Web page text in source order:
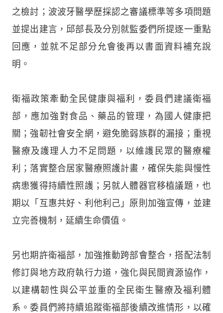
之檢討；波波牙醫學歷採認之審議標準等多項問題
並提出建言，邱部長及分別就監委們所提逐一重點
回應，並就不足部分允會後再以書面資料補充說
明。
衛福政策牽動全民健康與福利，委員們建議衛福
部，應加強對食品、藥品的管理，為國人健康把
關；強韌社會安全網，避免脆弱族群的漏接；重視
醫療及護理人力不足問題，以維護民眾的醫療權
利；落實整合居家醫療照護計畫，確保失能與慢性
病患獲得持續性照護；另就人體器官移植議題，也
期以「互惠共好、利他利己」原則加強宣傳，並建
立完善機制，延續生命價值。
另也期許衛福部，加強推動跨部會整合，搭配法制
修訂與地方政府執行力道，強化與民間資源協作，
以建構韌性與公平並重的全民衛生醫療及福利體
系。委員們將持續追蹤衛福部後續改進情形，以確